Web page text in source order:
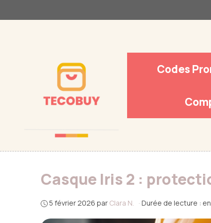
au
Codes
Casque Iris 2 :
5 février 2026 par Clara N. · Durée de lecture :